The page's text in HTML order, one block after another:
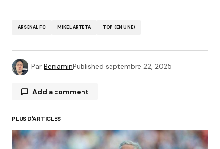
ARSENAL FC MIKEL ARTETA TOP (EN UNE)
Par BenjaminPublished septembre 22, 2025
Add a comment
Votre adresse e-mail ne sera pas publiée.Les
champs obligatoires sont indiqués avec*
PLUS D'ARTICLES